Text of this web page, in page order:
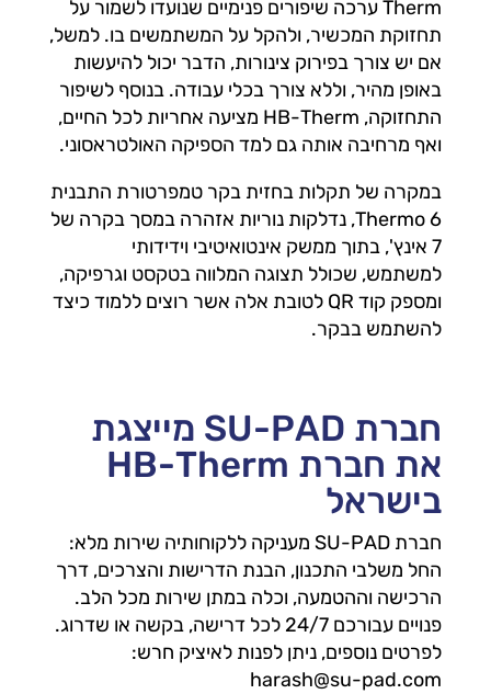
Therm ערכה שיפורים פנימיים שנועדו לשמור על
תחזוקת המכשיר, ולהקל על המשתמשים בו. למשל,
אם יש צורך בפירוק צינורות, הדבר יכול להיעשות
באופן מהיר, וללא צורך בכלי עבודה. בנוסף לשיפור
התחזוקה, HB-Therm מציעה אחריות לכל החיים,
ואף מרחיבה אותה גם למד הספיקה האולטראסוני.
במקרה של תקלות בחזית בקר טמפרטורת התבנית
Thermo 6, נדלקות נוריות אזהרה במסך בקרה של
7 אינץ', בתוך ממשק אינטואיטיבי וידידותי
למשתמש, שכולל תצוגה המלווה בטקסט וגרפיקה,
ומספק קוד QR לטובת אלה אשר רוצים ללמוד כיצד
להשתמש בבקר.
חברת SU-PAD מייצגת
את חברת HB-Therm
בישראל
חברת SU-PAD מעניקה ללקוחותיה שירות מלא:
החל משלבי התכנון, הבנת הדרישות והצרכים, דרך
הרכישה וההטמעה, וכלה במתן שירות מכל הלב.
פנויים עבורכם 24/7 לכל דרישה, בקשה או שדרוג.
לפרטים נוספים, ניתן לפנות לאיציק חרש:
harash@su-pad.com